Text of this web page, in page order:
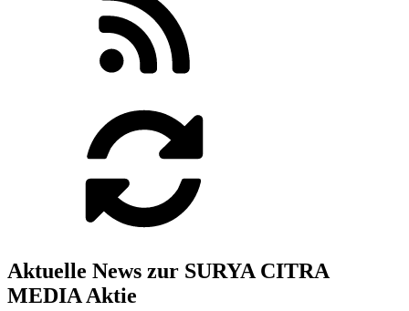
Aktuelle News zur SURYA CITRA
MEDIA Aktie